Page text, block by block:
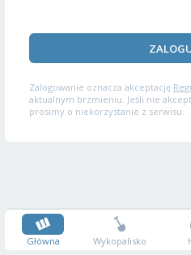
Zalogowanie oznacza akceptację
aktualnym brzmieniu. Jeśli nie
prosimy o niekorzystanie z serwisu.
Główna Wykopalisko